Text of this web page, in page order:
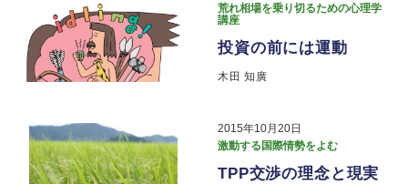
荒れ相場を乗り切るための心理学
講座
投資の前には運動
木田 知廣
2015年10月20日
激動する国際情勢をよむ
TPP交渉の理念と現実